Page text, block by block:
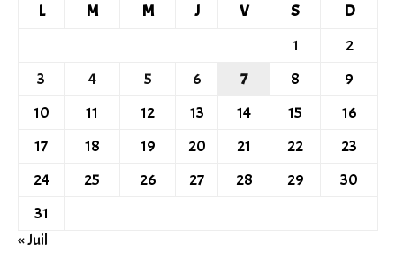
L
M M J V S
D
1
2
3
4 5 6 7 8
9
10
11 12 13 14 15
16
17
18 19 20 21 22
23
24
25 26 27 28 29
30
31
« Juil